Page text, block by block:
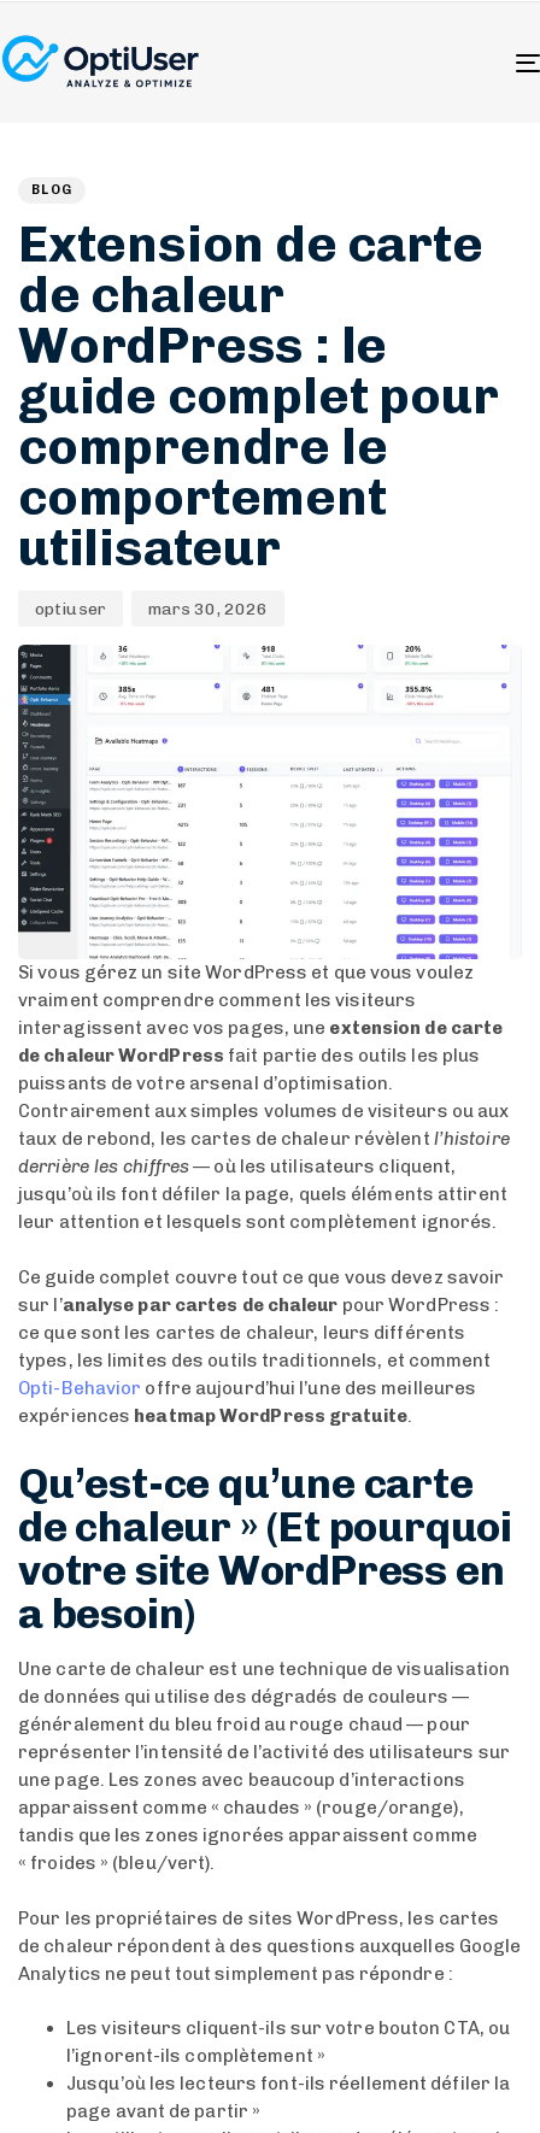
BLOG
Extension de carte
de chaleur
WordPress : le
guide complet pour
comprendre le
comportement
utilisateur
optiuser mars 30, 2026
Si vous gérez un site WordPress et que vous voulez
vraiment comprendre comment les visiteurs
interagissent avec vos pages, une extension de carte
de chaleur WordPress fait partie des outils les plus
puissants de votre arsenal d’optimisation.
Contrairement aux simples volumes de visiteurs ou aux
taux de rebond, les cartes de chaleur révèlent l’histoire
derrière les chiffres— où les utilisateurs cliquent,
jusqu’où ils font défiler la page, quels éléments attirent
leur attention et lesquels sont complètement ignorés.
Ce guide complet couvre tout ce que vous devez savoir
sur l’analyse par cartes de chaleur pour WordPress :
ce que sont les cartes de chaleur, leurs différents
types, les limites des outils traditionnels, et comment
Opti-Behavior offre aujourd’hui l’une des meilleures
expériences heatmap WordPress gratuite.
Qu’est-ce qu’une carte
de chaleur » (Et pourquoi
votre site WordPress en
a besoin)
Une carte de chaleur est une technique de visualisation
de données qui utilise des dégradés de couleurs —
généralement du bleu froid au rouge chaud — pour
représenter l’intensité de l’activité des utilisateurs sur
une page. Les zones avec beaucoup d’interactions
apparaissent comme « chaudes » (rouge/orange),
tandis que les zones ignorées apparaissent comme
« froides » (bleu/vert).
Pour les propriétaires de sites WordPress, les cartes
de chaleur répondent à des questions auxquelles Google
Analytics ne peut tout simplement pas répondre :
Les visiteurs cliquent-ils sur votre bouton CTA, ou
l’ignorent-ils complètement »
Jusqu’où les lecteurs font-ils réellement défiler la
page avant de partir »